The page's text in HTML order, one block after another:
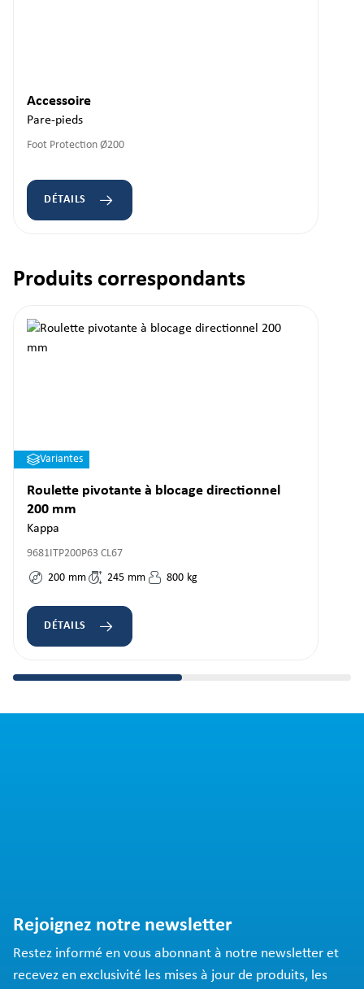
Accessoire
Pare-pieds
Foot Protection Ø200
DÉTAILS
Ignorer la galerie de produits
Produits correspondants
Variantes
Roulette pivotante à blocage directionnel
200 mm
Kappa
9681ITP200P63 CL67
200 mm 245 mm 800 kg
DÉTAILS
Rejoignez notre newsletter
Restez informé en vous abonnant à notre newsletter et
recevez en exclusivité les mises à jour de produits, les